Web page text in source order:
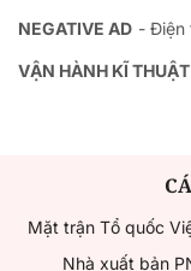
NEGATIVE AD - Điện
VẬN HÀNH KĨ THUẬT
Mặt trận Tổ quốc
Nhà xuất bản